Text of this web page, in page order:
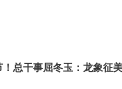
总干事屈冬玉：龙象征